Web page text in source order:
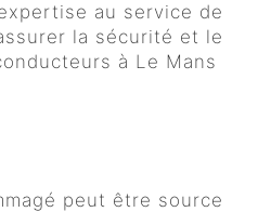
au service de
la sécurité et le
à Le Mans
peut être source